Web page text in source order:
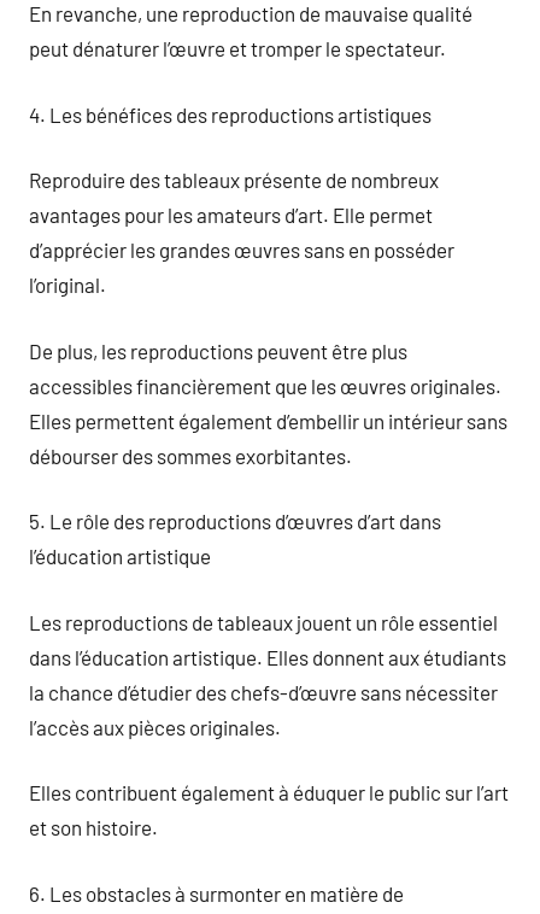
En revanche, une reproduction de mauvaise qualité
peut dénaturer l’œuvre et tromper le spectateur.
4. Les bénéfices des reproductions artistiques
Reproduire des tableaux présente de nombreux
avantages pour les amateurs d’art. Elle permet
d’apprécier les grandes œuvres sans en posséder
l’original.
De plus, les reproductions peuvent être plus
accessibles financièrement que les œuvres originales.
Elles permettent également d’embellir un intérieur sans
débourser des sommes exorbitantes.
5. Le rôle des reproductions d’œuvres d’art dans
l’éducation artistique
Les reproductions de tableaux jouent un rôle essentiel
dans l’éducation artistique. Elles donnent aux étudiants
la chance d’étudier des chefs-d’œuvre sans nécessiter
l’accès aux pièces originales.
Elles contribuent également à éduquer le public sur l’art
et son histoire.
6. Les obstacles à surmonter en matière de